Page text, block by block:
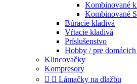
Kombinované
Kombinované
Búracie kladivá
Vŕtacie kladivá
Príslušenstvo
Hobby / pre
Klincovačky
Kompresory
  Lámačky na dlažbu